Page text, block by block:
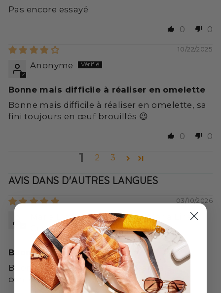
Pas encore essayé
0
0
10/22/2025
Anonyme
Bonne mais difficile à réaliser en omelette
Bonne mais difficile à réaliser en omelette, sa
fini toujours en œuf brouillés 😉
0
0
1 2 3
AVIS DANS D'AUTRES LANGUES
03/10/2026
Maria Lina Cristina Soffritti Maria Lina
Cristina Soffritti
Buonissima
Buonissima , con una bella insalata di
contorno ci si sente sazi